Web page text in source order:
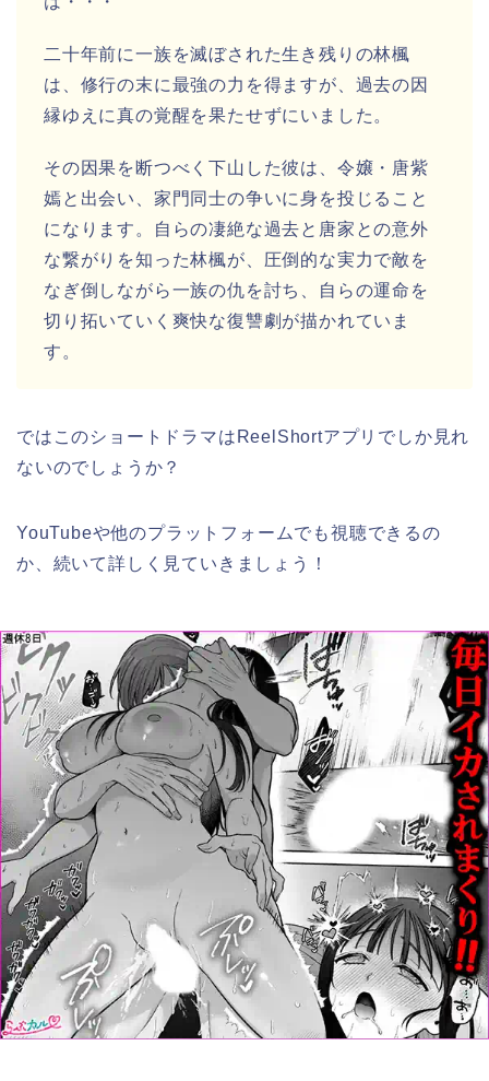
二十年前に一族を滅ぼされた生き残りの林楓
は、修行の末に最強の力を得ますが、過去の因
縁ゆえに真の覚醒を果たせずにいました。
その因果を断つべく下山した彼は、令嬢・唐紫
嫣と出会い、家門同士の争いに身を投じること
になります。自らの凄絶な過去と唐家との意外
な繋がりを知った林楓が、圧倒的な実力で敵を
なぎ倒しながら一族の仇を討ち、自らの運命を
切り拓いていく爽快な復讐劇が描かれていま
す。
ではこのショートドラマはReelShortアプリでしか見れ
ないのでしょうか？
YouTubeや他のプラットフォームでも視聴できるの
か、続いて詳しく見ていきましょう！